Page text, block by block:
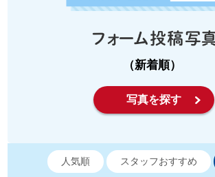
（新着順）
写真を探す
人気順 スタッフおすすめ